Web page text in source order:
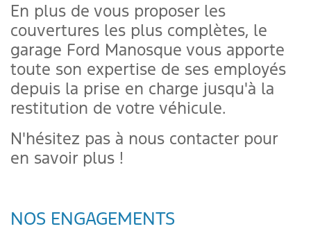
En plus de vous proposer les
couvertures les plus complètes, le
garage Ford Manosque vous apporte
toute son expertise de ses employés
depuis la prise en charge jusqu'à la
restitution de votre véhicule.
N'hésitez pas à nous contacter pour
en savoir plus !
NOS ENGAGEMENTS